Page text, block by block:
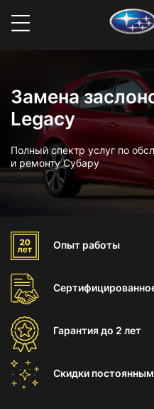
Замена
Legacy
Полный спектр услуг по
и ремонту Субару
Опыт работы
Гарантиядо 2 лет
Скидки постоянным